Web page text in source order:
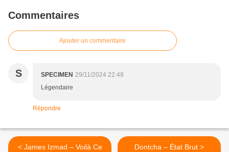
Commentaires
Ajouter un commentaire
S SPECIMEN 29/11/2024 22:49
Légendaire
Répondre
< James Izmad – Voilà Ce
Dontcha – État Brut >